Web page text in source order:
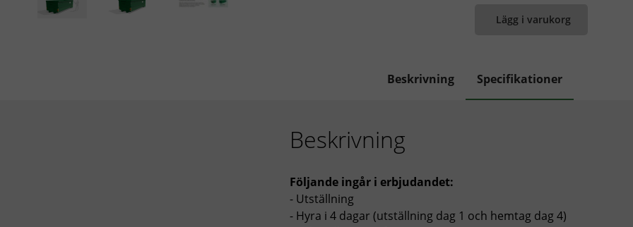
Lägg i varukorg
Beskrivning Specifikationer
Beskrivning
Följande ingår i erbjudandet:
- Utställning
- Hyra i 4 dagar (utställning dag 1 och hemtag dag 4)